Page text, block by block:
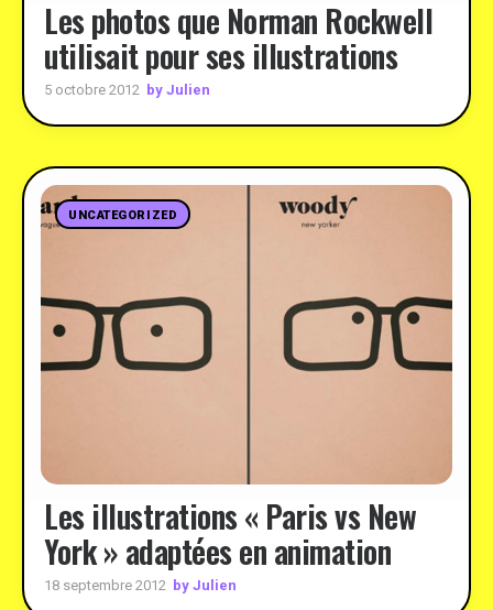
Les photos que Norman Rockwell
utilisait pour ses illustrations
5 octobre 2012 by Julien
UNCATEGORIZED
Les illustrations « Paris vs New
York » adaptées en animation
18 septembre 2012 by Julien